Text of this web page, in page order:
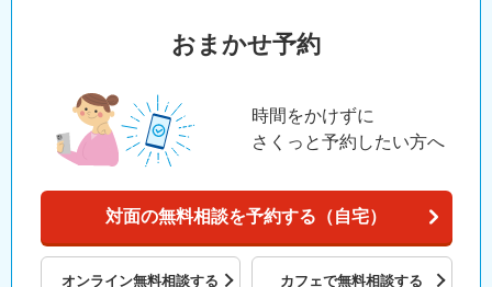
おまかせ予約
時間をかけずに
さくっと予約したい方へ
対面の無料相談を予約する（自宅）
オンライン無料相談する カフェで無料相談する